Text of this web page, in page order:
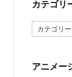
カテゴリ
テ
ー
アニメー